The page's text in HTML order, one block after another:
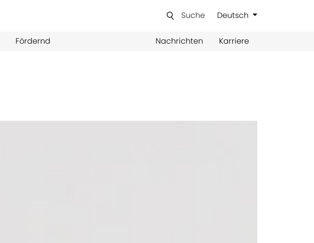
Suche Deutsch
Fördernd Nachrichten Karriere